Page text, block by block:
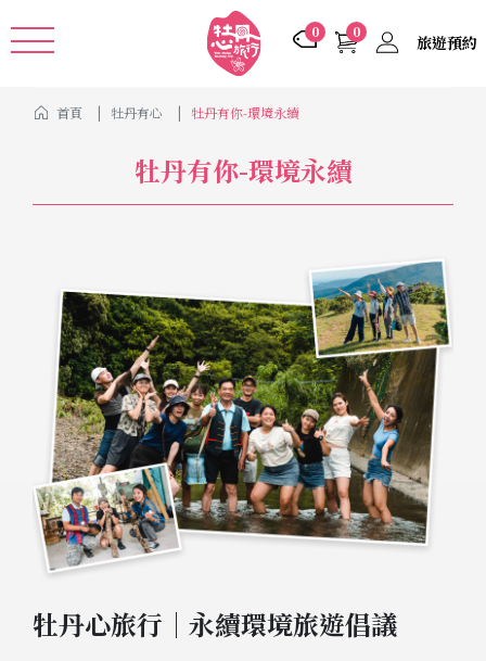
0 0 旅遊預約
首頁 牡丹有心 牡丹有你-環境永續
牡丹有你-環境永續
牡丹心旅行｜永續環境旅遊倡議